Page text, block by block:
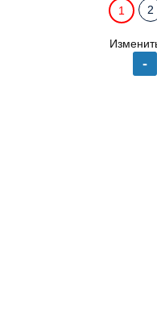
1 2